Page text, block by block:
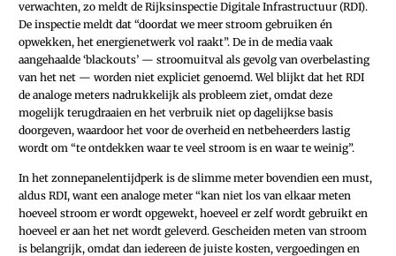
verwachten, zo meldt de Rijksinspectie Digitale Infrastructuur (RDI).
De inspectie meldt dat “doordat we meer stroom gebruiken én
opwekken, het energienetwerk vol raakt”. De in de media vaak
aangehaalde ‘blackouts’ — stroomuitval als gevolg van overbelasting
van het net — worden niet expliciet genoemd. Wel blijkt dat het RDI
de analoge meters nadrukkelijk als probleem ziet, omdat deze
mogelijk terugdraaien en het verbruik niet op dagelijkse basis
doorgeven, waardoor het voor de overheid en netbeheerders lastig
wordt om “te ontdekken waar te veel stroom is en waar te weinig”.
In het zonnepanelentijdperk is de slimme meter bovendien een must,
aldus RDI, want een analoge meter “kan niet los van elkaar meten
hoeveel stroom er wordt opgewekt, hoeveel er zelf wordt gebruikt en
hoeveel er aan het net wordt geleverd. Gescheiden meten van stroom
is belangrijk, omdat dan iedereen de juiste kosten, vergoedingen en